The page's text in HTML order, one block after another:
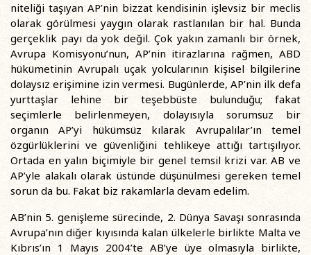
niteliği taşıyan AP’nin bizzat kendisinin işlevsiz bir meclis
olarak görülmesi yaygın olarak rastlanılan bir hal. Bunda
gerçeklik payı da yok değil. Çok yakın zamanlı bir örnek,
Avrupa Komisyonu’nun, AP’nin itirazlarına rağmen, ABD
hükümetinin Avrupalı uçak yolcularının kişisel bilgilerine
dolaysız erişimine izin vermesi. Bugünlerde, AP’nin ilk defa
yurttaşlar lehine bir teşebbüste bulunduğu; fakat
seçimlerle belirlenmeyen, dolayısıyla sorumsuz bir
organın AP’yi hükümsüz kılarak Avrupalılar’ın temel
özgürlüklerini ve güvenliğini tehlikeye attığı tartışılıyor.
Ortada en yalın biçimiyle bir genel temsil krizi var. AB ve
AP’yle alakalı olarak üstünde düşünülmesi gereken temel
sorun da bu. Fakat biz rakamlarla devam edelim.
AB’nin 5. genişleme sürecinde, 2. Dünya Savaşı sonrasında
Avrupa’nın diğer kıyısında kalan ülkelerle birlikte Malta ve
Kıbrıs’ın 1 Mayıs 2004’te AB’ye üye olmasıyla birlikte,